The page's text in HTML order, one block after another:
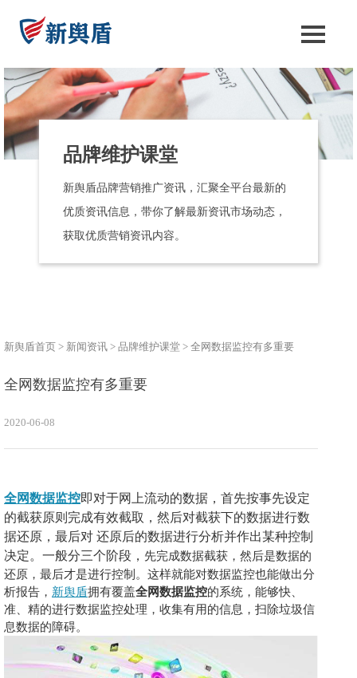
品牌维护课堂
新舆盾品牌营销推广资讯，汇聚全平台最新的
优质资讯信息，带你了解最新资讯市场动态，
获取优质营销资讯内容。
新舆盾首页 > 新闻资讯 > 品牌维护课堂 > 全网数据监控有多重要
全网数据监控有多重要
2020-06-08
全网数据监控即对于网上流动的数据，首先按事先设定
的截获原则完成有效截取，然后对截获下的数据进行数
据还原，最后对 还原后的数据进行分析并作出某种控制
决定。一般分三个阶段， 先完成数据截获，然后是数据的
还原，最后才是进行控制。这样就能对数据监控也能做出分
析报告， 新舆盾拥有覆盖全网数据监控的系统，能够快、
准、精的进行数据监控处理，收集有用的信息，扫除垃圾信
息数据的障碍。